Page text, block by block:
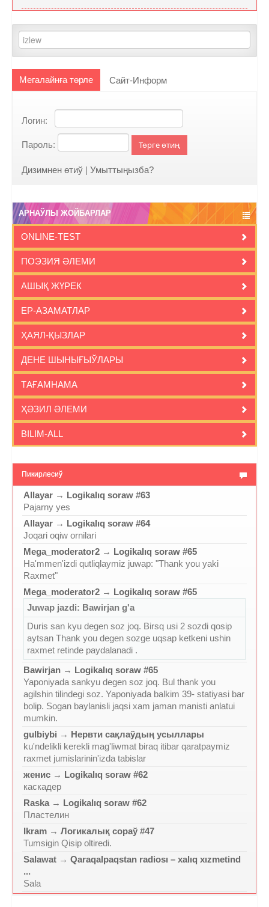
Мегалайнға төрле Сайт-Информ
Логин:
Пароль: Төрге өтиң
Дизимнен өтиў Умыттыңызба?
АРНАЎЛЫ ЖОЙБАРЛАР
ONLINE-TEST
ПОЭЗИЯ ӘЛЕМИ
АШЫҚ ЖҮРЕК
ЕР-АЗАМАТЛАР
ҲАЯЛ-ҚЫЗЛАР
ДЕНЕ ШЫНЫҒЫЎЛАРЫ
ТАҒАМНАМА
ҲӘЗИЛ ӘЛЕМИ
BILIM-ALL
Пикирлесиў
Allayar → Logikalıq soraw #63
Pajarny yes
Allayar → Logikalıq soraw #64
Joqari oqiw ornilari
Mega_moderator2 → Logikalıq soraw #65
Ha'mmen'izdi qutliqlaymiz juwap: "Thank you yaki
Raxmet"
Mega_moderator2 → Logikalıq soraw #65
Juwap jazdi: Bawirjan g'a
Duris san kyu degen soz joq. Birsq usi 2 sozdi qosip
aytsan Thank you degen sozge uqsap ketkeni ushin
raxmet retinde paydalanadi .
Bawirjan → Logikalıq soraw #65
Yaponiyada sankyu degen soz joq. Bul thank you
agilshin tilindegi soz. Yaponiyada balkim 39- statiyasi bar
bolip. Sogan baylanisli jaqsi xam jaman manisti anlatui
mumkin.
gulbiybi → Нервти сақлаўдың усыллары
ku'ndelikli kerekli mag'liwmat biraq itibar qaratpaymiz
raxmet jumislarinin'izda tabislar
женис → Logikalıq soraw #62
каскадер
Raska→ Logikalıq soraw #62
Пластелин
Ikram → Логикалық сораў #47
Tumsigin Qisip oltiredi.
Salawat → Qaraqalpaqstan radiosı – xalıq xızmetind
...
Sala